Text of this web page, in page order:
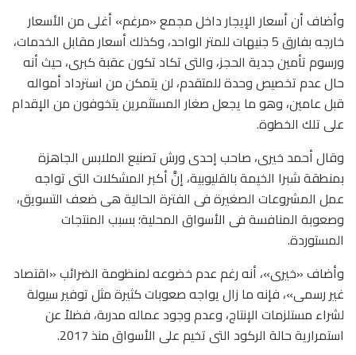
وأضاف أن أسعار الإيجار داخل مجمع «مرغم» أغلى من الأسعار
خارجه بفارق 5 جنيهات للمتر الواحد، وكذلك أسعار مقابل الخدمات،
ورسوم تأمين جدية الحجز، والتى تكاد تكون عقبة كبرى، حيث أنه
حال عدم تخصيص وحدة للمتقدم، لن يتمكن من استرداد أمواله
قبل عامين، وهو ما يجعل صغار المستثمرين يتخوفون من الإقدام
على تلك الخطوة.
وقال أحمد خيرى، صاحب إحدى ورش تصنيع الملابس الجاهزة
بمنطقة شبرا الخيمة بالقليوبية، إنَّ أكبر المشكلات التى تواجه
عمل المشروعات الصغيرة فى الفترة الحالية هى ضعف التسويق،
وصعوبة المنافسة فى الأسواق المحلية؛ بسبب المنتجات
المستوردة.
وأضاف «خيرى»، أنه رغم عدم خضوعه لمنظومة الضرائب «اقتصاد
غير رسمى»، فإنه ما زال يواجه صعوبات كثيرة مثل توفير سيولة
لشراء مستلزمات الإنتاج، وعدم وجود عماله مدربة، فضلاً عن
استمرارية حالة الركود التى تخيم على الأسواق منذ 2017.